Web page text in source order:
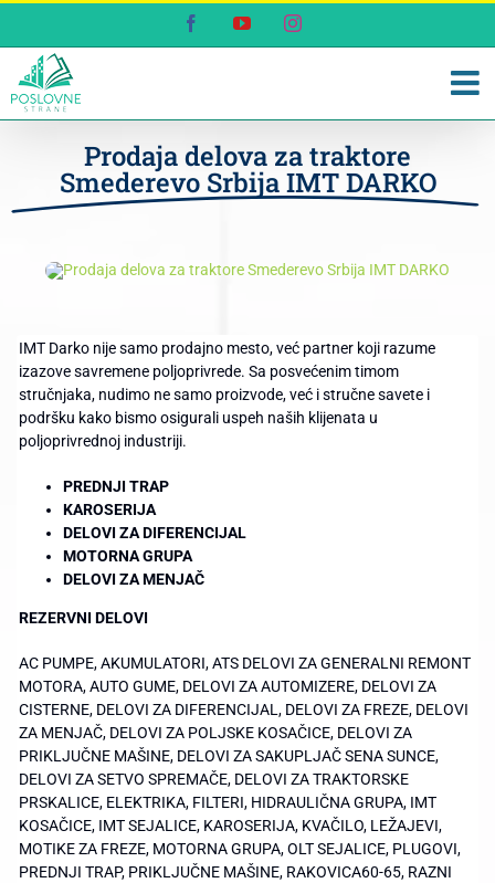
content
FacebookYouTubeInstagram
Prodaja delova za traktore
Smederevo Srbija IMT DARKO
IMT Darko nije samo prodajno mesto, već partner koji razume
izazove savremene poljoprivrede. Sa posvećenim timom
stručnjaka, nudimo ne samo proizvode, već i stručne savete i
podršku kako bismo osigurali uspeh naših klijenata u
poljoprivrednoj industriji.
PREDNJI TRAP
KAROSERIJA
DELOVI ZA DIFERENCIJAL
MOTORNA GRUPA
DELOVI ZA MENJAČ
REZERVNI DELOVI
AC PUMPE, AKUMULATORI, ATS DELOVI ZA GENERALNI REMONT
MOTORA, AUTO GUME, DELOVI ZA AUTOMIZERE, DELOVI ZA
CISTERNE, DELOVI ZA DIFERENCIJAL, DELOVI ZA FREZE, DELOVI
ZA MENJAČ, DELOVI ZA POLJSKE KOSAČICE, DELOVI ZA
PRIKLJUČNE MAŠINE, DELOVI ZA SAKUPLJAČ SENA SUNCE,
DELOVI ZA SETVO SPREMAČE, DELOVI ZA TRAKTORSKE
PRSKALICE, ELEKTRIKA, FILTERI, HIDRAULIČNA GRUPA, IMT
KOSAČICE, IMT SEJALICE, KAROSERIJA, KVAČILO, LEŽAJEVI,
MOTIKE ZA FREZE, MOTORNA GRUPA, OLT SEJALICE, PLUGOVI,
PREDNJI TRAP, PRIKLJUČNE MAŠINE, RAKOVICA60-65, RAZNI